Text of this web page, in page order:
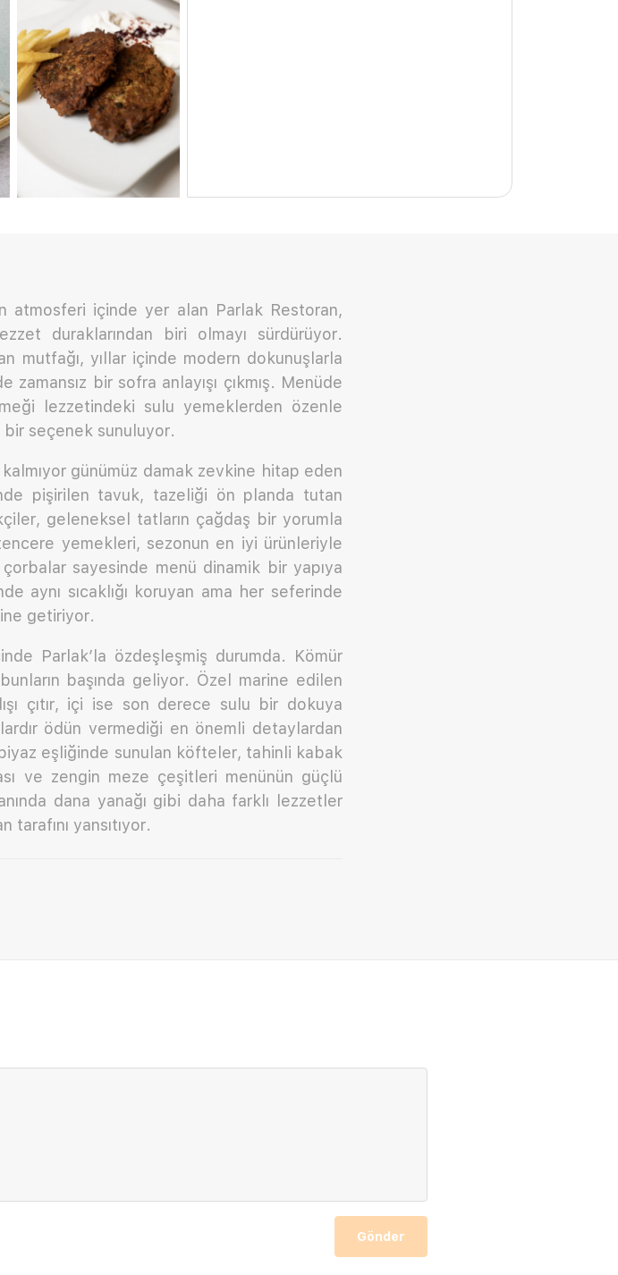
atmosferi içinde yer alan Parlak Restoran,
duraklarından biri olmayı sürdürüyor.
mutfağı, yıllar içinde modern dokunuşlarla
bir sofra anlayışı çıkmış. Menüde
lezzetindeki sulu yemeklerden özenle
bir seçenek sunuluyor.
günümüz damak zevkine hitap eden
pişirilen tavuk, tazeliği ön planda tutan
geleneksel tatların çağdaş bir yorumla
tencere yemekleri, sezonun en iyi ürünleriyle
sayesinde menü dinamik bir yapıya
aynı sıcaklığı koruyan ama her seferinde
getiriyor.
Parlak’la özdeşleşmiş durumda. Kömür
başında geliyor. Özel marine edilen
çıtır, içi ise son derece sulu bir dokuya
ödün vermediği en önemli detaylardan
eşliğinde sunulan köfteler, tahinli kabak
ve zengin meze çeşitleri menünün güçlü
dana yanağı gibi daha farklı lezzetler
tarafını yansıtıyor.
Gönder